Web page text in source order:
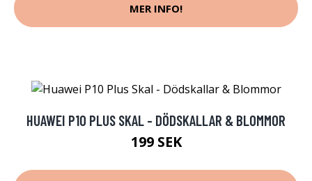
MER INFO!
HUAWEI P10 PLUS SKAL - DÖDSKALLAR & BLOMMOR
199 SEK